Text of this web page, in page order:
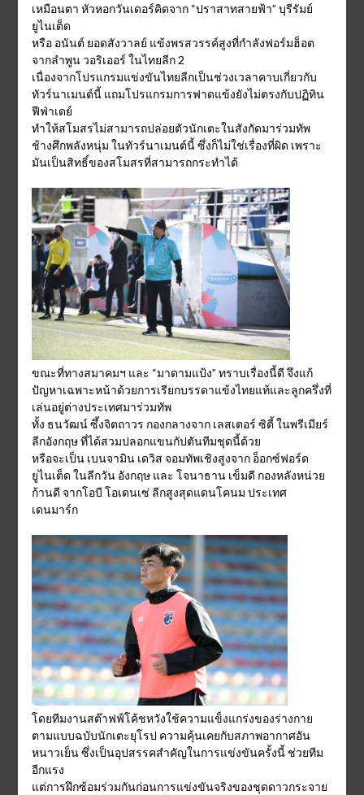
เหมือนตา หัวหอกวันเดอร์คิดจาก “ปราสาทสายฟ้า” บุรีรัมย์
ยูไนเต็ด
หรือ อนันต์ ยอดสังวาลย์ แข้งพรสวรรค์สูงที่กำลังฟอร์มฮ็อต
จากลำพูน วอริเออร์ ในไทยลีก 2
เนื่องจากโปรแกรมแข่งขันไทยลีกเป็นช่วงเวลาคาบเกี่ยวกับ
ทัวร์นาเมนต์นี้ แถมโปรแกรมการฟาดแข้งยังไม่ตรงกับปฏิทิน
ฟีฟ่าเดย์
ทำให้สโมสรไม่สามารถปล่อยตัวนักเตะในสังกัดมาร่วมทัพ
ช้างศึกพลังหนุ่ม ในทัวร์นาเมนต์นี้ ซึ่งก็ไม่ใช่เรื่องที่ผิด เพราะ
มันเป็นสิทธิ์ของสโมสรที่สามารถกระทำได้
ขณะที่ทางสมาคมฯ และ “มาดามแป้ง” ทราบเรื่องนี้ดี จึงแก้
ปัญหาเฉพาะหน้าด้วยการเรียกบรรดาแข้งไทยแท้และลูกครึ่งที่
เล่นอยู่ต่างประเทศมาร่วมทัพ
ทั้ง ธนวัฒน์ ซึ้งจิตถาวร กองกลางจาก เลสเตอร์ ซิตี้ ในพรีเมียร์
ลีกอังกฤษ ที่ได้สวมปลอกแขนกัปตันทีมชุดนี้ด้วย
หรือจะเป็น เบนจามิน เดวิส จอมทัพเชิงสูงจาก อ็อกซ์ฟอร์ด
ยูไนเต็ด ในลีกวัน อังกฤษ และ โจนาธาน เข็มดี กองหลังหน่วย
ก้านดี จากโอบี โอเดนเซ่ ลีกสูงสุดแดนโคนม ประเทศ
เดนมาร์ก
โดยทีมงานสต๊าฟฟ์โค้ชหวังใช้ความแข็งแกร่งของร่างกาย
ตามแบบฉบับนักเตะยุโรป ความคุ้นเคยกับสภาพอากาศอัน
หนาวเย็น ซึ่งเป็นอุปสรรคสำคัญในการแข่งขันครั้งนี้ ช่วยทีม
อีกแรง
แต่การฝึกซ้อมร่วมกันก่อนการแข่งขันจริงของชุดดาวกระจาย